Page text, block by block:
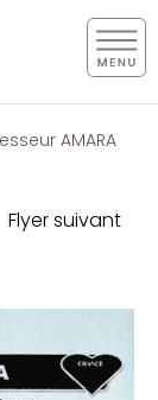
AMARA
Flyer suivant